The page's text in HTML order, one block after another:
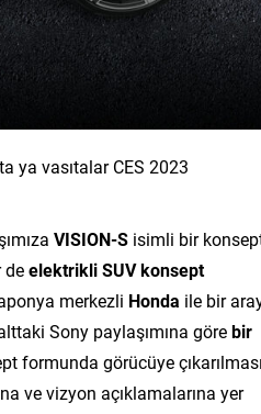
ya vasıtalar CES 2023
VISION-S isimli bir
deelektrikli SUV konsept
merkezli Honda ile bir
Sony paylaşımına görebir
formunda görücüye
ve vizyon açıklamalarına yer